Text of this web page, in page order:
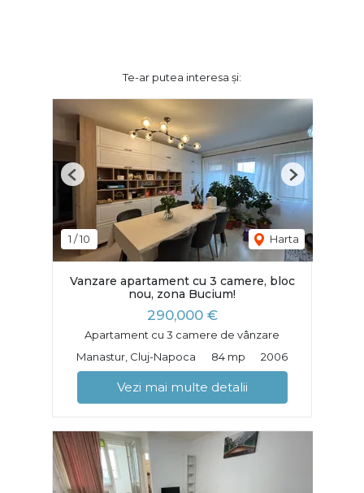
Te-ar putea interesa și:
1 /10 Harta
Previous Next
Vanzare apartament cu 3 camere, bloc
nou, zona Bucium!
290,000 €
Apartament cu 3 camere de vânzare
Manastur, Cluj-Napoca
84 mp 2006
Vezi mai multe detalii